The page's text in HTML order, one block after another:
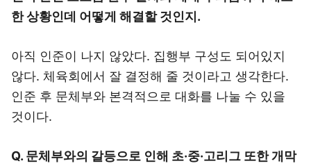
한 상황인데 어떻게 해결할 것인지.
아직 인준이 나지 않았다. 집행부 구성도 되어있지
않다. 체육회에서 잘 결정해 줄 것이라고 생각한다.
인준 후 문체부와 본격적으로 대화를 나눌 수 있을
것이다.
Q. 문체부와의 갈등으로 인해 초·중·고리그 또한 개막